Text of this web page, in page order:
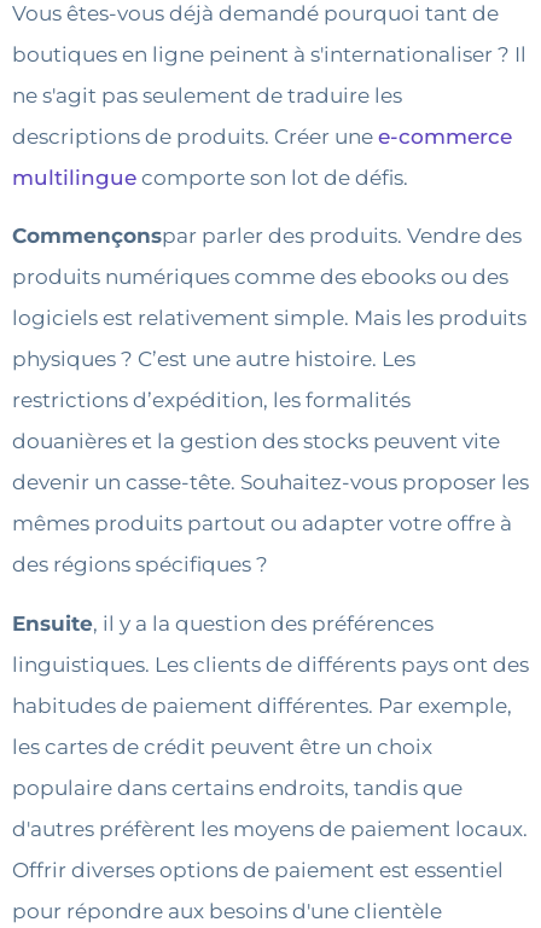
Vous êtes-vous déjà demandé pourquoi tant de
boutiques en ligne peinent à s'internationaliser ? Il
ne s'agit pas seulement de traduire les
descriptions de produits. Créer une e-commerce
multilingue comporte son lot de défis.
Commençonspar parler des produits. Vendre des
produits numériques comme des ebooks ou des
logiciels est relativement simple. Mais les produits
physiques ? C’est une autre histoire. Les
restrictions d’expédition, les formalités
douanières et la gestion des stocks peuvent vite
devenir un casse-tête. Souhaitez-vous proposer les
mêmes produits partout ou adapter votre offre à
des régions spécifiques ?
Ensuite, il y a la question des préférences
linguistiques. Les clients de différents pays ont des
habitudes de paiement différentes. Par exemple,
les cartes de crédit peuvent être un choix
populaire dans certains endroits, tandis que
d'autres préfèrent les moyens de paiement locaux.
Offrir diverses options de paiement est essentiel
pour répondre aux besoins d'une clientèle